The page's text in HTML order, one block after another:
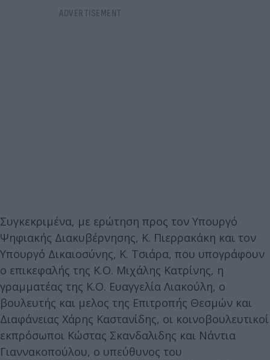
Συγκεκριμένα, με ερώτηση προς τον Υπουργό
Ψηφιακής Διακυβέρνησης, Κ. Πιερρακάκη και τον
Υπουργό Δικαιοσύνης, Κ. Τσιάρα, που υπογράφουν
ο επικεφαλής της Κ.Ο. Μιχάλης Κατρίνης, η
γραμματέας της Κ.Ο. Ευαγγελία Λιακούλη, ο
βουλευτής και μελος της Επιτροπής Θεσμών και
Διαφάνειας Χάρης Καστανίδης, οι κοινοβουλευτικοί
εκπρόσωποι Κώστας Σκανδαλιδης και Νάντια
Γιαννακοπούλου, ο υπεύθυνος του